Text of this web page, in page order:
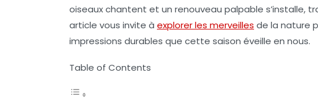
oiseaux chantent et un renouveau palpable s’installe,
article vous invite à explorer les merveilles de la nature
impressions durables que cette saison éveille en nous.
Table of Contents